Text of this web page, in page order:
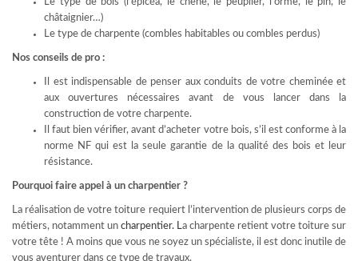
châtaignier…)
Le type de charpente (combles habitables ou combles perdus)
Nos conseils de pro :
Il est indispensable de penser aux conduits de votre cheminée et
aux ouvertures nécessaires avant de vous lancer dans la
construction de votre charpente.
Il faut bien vérifier, avant d’acheter votre bois, s’il est conforme à la
norme NF qui est la seule garantie de la qualité des bois et leur
résistance.
Pourquoi faire appel à un charpentier ?
La réalisation de votre toiture requiert l’intervention de plusieurs corps de
métiers, notamment un charpentier. La charpente retient votre toiture sur
votre tête ! A moins que vous ne soyez un spécialiste, il est donc inutile de
vous aventurer dans ce type de travaux.